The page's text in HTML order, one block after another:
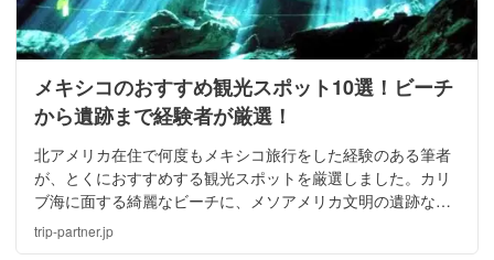
メキシコのおすすめ観光スポット10選！ビーチ
から遺跡まで経験者が厳選！
北アメリカ在住で何度もメキシコ旅行をした経験のある筆者
が、とくにおすすめする観光スポットを厳選しました。カリ
ブ海に面する綺麗なビーチに、メソアメリカ文明の遺跡な
ど、多彩な景色が楽しめる国です。メキシコに観光予定のあ
る方は必見です。
trip-partner.jp